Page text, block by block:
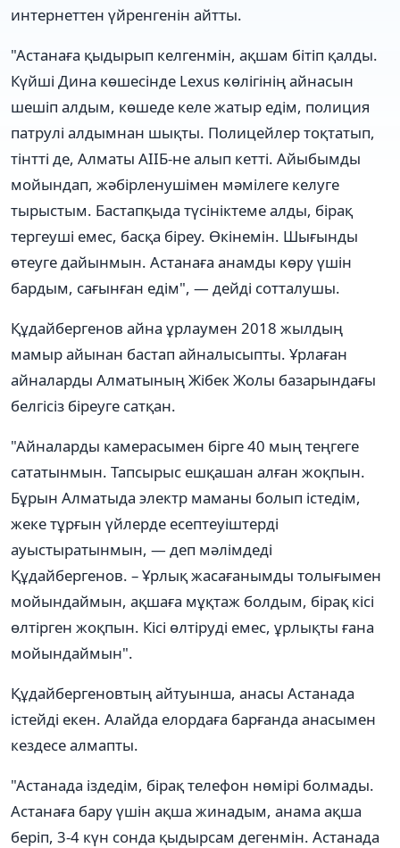
интернеттен үйренгенін айтты.
"Астанаға қыдырып келгенмін, ақшам бітіп қалды.
Күйші Дина көшесінде Lexus көлігінің айнасын
шешіп алдым, көшеде келе жатыр едім, полиция
патрулі алдымнан шықты. Полицейлер тоқтатып,
тінтті де, Алматы АІІБ-не алып кетті. Айыбымды
мойындап, жәбірленушімен мәмілеге келуге
тырыстым. Бастапқыда түсініктеме алды, бірақ
тергеуші емес, басқа біреу. Өкінемін. Шығынды
өтеуге дайынмын. Астанаға анамды көру үшін
бардым, сағынған едім", — дейді сотталушы.
Құдайбергенов айна ұрлаумен 2018 жылдың
мамыр айынан бастап айналысыпты. Ұрлаған
айналарды Алматының Жібек Жолы базарындағы
белгісіз біреуге сатқан.
"Айналарды камерасымен бірге 40 мың теңгеге
сататынмын. Тапсырыс ешқашан алған жоқпын.
Бұрын Алматыда электр маманы болып істедім,
жеке тұрғын үйлерде есептеуіштерді
ауыстыратынмын, — деп мәлімдеді
Құдайбергенов. – Ұрлық жасағанымды толығымен
мойындаймын, ақшаға мұқтаж болдым, бірақ кісі
өлтірген жоқпын. Кісі өлтіруді емес, ұрлықты ғана
мойындаймын".
Құдайбергеновтың айтуынша, анасы Астанада
істейді екен. Алайда елордаға барғанда анасымен
кездесе алмапты.
"Астанада іздедім, бірақ телефон нөмірі болмады.
Астанаға бару үшін ақша жинадым, анама ақша
беріп, 3-4 күн сонда қыдырсам дегенмін. Астанада